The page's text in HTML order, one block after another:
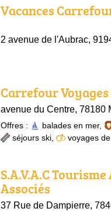
Vacances
2 avenue de l'Aubrac,
Carrefour
avenue du Centre, 78180
Offres : balades en mer,
séjours ski
voyages
S.A.V.A.C
Associés
37 Rue de Dampierre,